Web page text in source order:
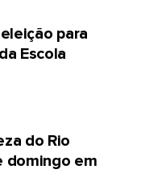
para
Escola
do Rio
domingo em